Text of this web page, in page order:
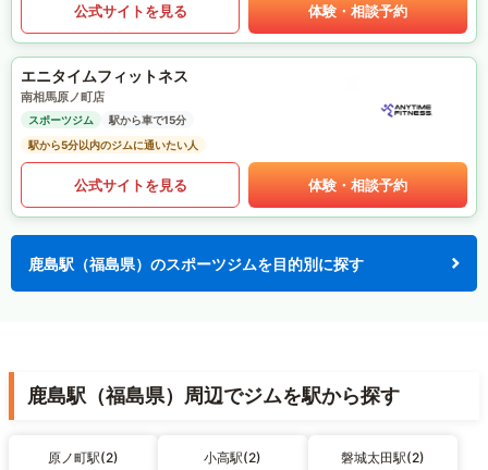
公式サイトを見る 体験・相談予約
エニタイムフィットネス
南相馬原ノ町店
スポーツジム
駅から車で15分
駅から5分以内のジムに通いたい人
公式サイトを見る 体験・相談予約
鹿島駅（福島県）のスポーツジムを目的別に探す
鹿島駅（福島県）周辺でジムを駅から探す
原ノ町駅(2) 小高駅(2) 磐城太田駅(2)